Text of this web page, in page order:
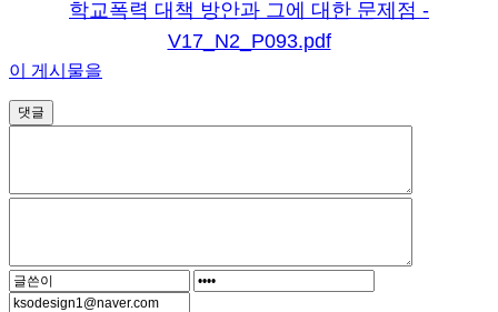
학교폭력 대책 방안과 그에 대한 문제점 -
V17_N2_P093.pdf
이 게시물을
댓글